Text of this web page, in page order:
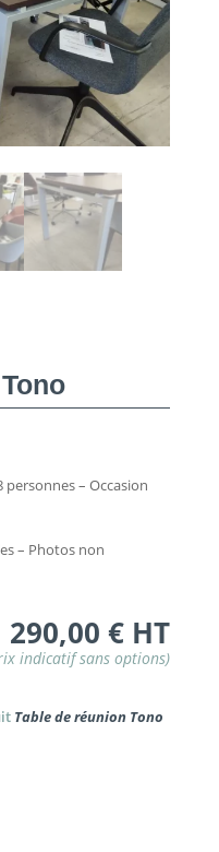
– Occasion
– Photos non
290,00€ HT
Table de réunion Tono